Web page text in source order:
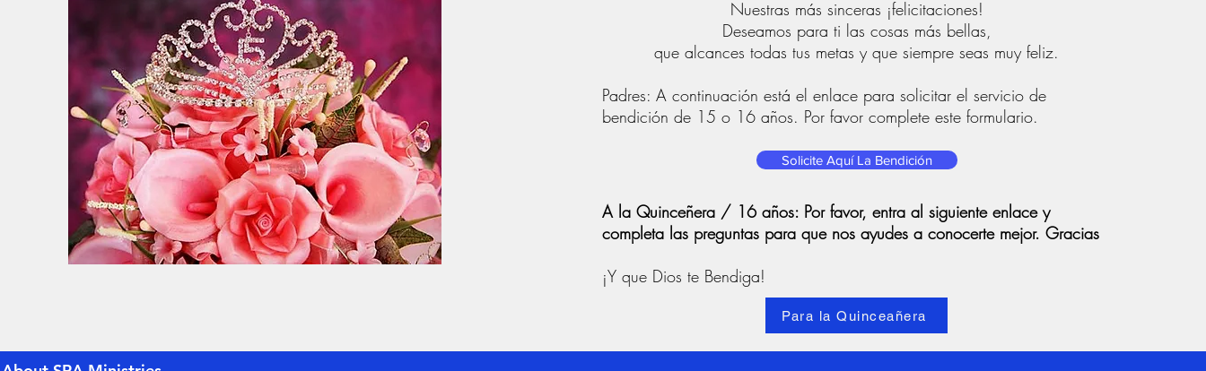
Nuestras más sinceras ¡felicitaciones!
Deseamos para ti las cosas más bellas,
que alcances todas tus metas y que siempre seas muy feliz.
Padres: A continuación está el enlace para solicitar el servicio de
bendición de 15 o 16 años. Por favor complete este formulario.
Solicite Aquí La Bendición
A la Quinceñera / 16 años: Por favor, entra al siguiente enlace y
completa las preguntas para que nos ayudes a conocerte mejor. Gracias
¡Y que Dios te Bendiga!
Para la Quinceañera